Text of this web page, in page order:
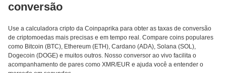
conversão
Use a calculadora cripto da Coinpaprika para obter as taxas de conversão
de criptomoedas mais precisas e em tempo real. Compare coins populares
como Bitcoin (BTC), Ethereum (ETH), Cardano (ADA), Solana (SOL),
Dogecoin (DOGE) e muitos outros. Nosso conversor ao vivo facilita o
acompanhamento de pares como XMR/EUR e ajuda você a entender o